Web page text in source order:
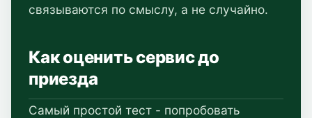
связываются по смыслу, а не случайно.
Как оценить сервис до
приезда
Самый простой тест - попробовать